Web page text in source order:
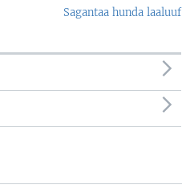
Sagantaa hunda laaluuf